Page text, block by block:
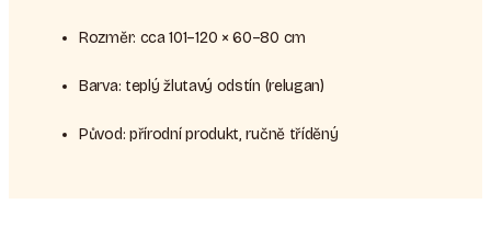
Rozměr: cca 101–120 × 60–80 cm
Barva: teplý žlutavý odstín (relugan)
Původ: přírodní produkt, ručně tříděný